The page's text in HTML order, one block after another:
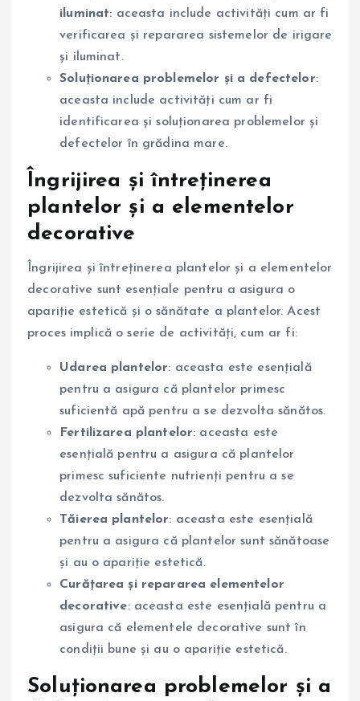
iluminat: aceasta include activități cum ar fi
verificarea și repararea sistemelor de irigare
și iluminat.
Soluționarea problemelor și a defectelor:
aceasta include activități cum ar fi
identificarea și soluționarea problemelor și
defectelor în grădina mare.
Îngrijirea și întreținerea
plantelor și a elementelor
decorative
Îngrijirea și întreținerea plantelor și a elementelor
decorative sunt esențiale pentru a asigura o
apariție estetică și o sănătate a plantelor. Acest
proces implică o serie de activități, cum ar fi:
Udarea plantelor: aceasta este esențială
pentru a asigura că plantelor primesc
suficientă apă pentru a se dezvolta sănătos.
Fertilizarea plantelor: aceasta este
esențială pentru a asigura că plantelor
primesc suficiente nutrienți pentru a se
dezvolta sănătos.
Tăierea plantelor: aceasta este esențială
pentru a asigura că plantelor sunt sănătoase
și au o apariție estetică.
Curățarea și repararea elementelor
decorative: aceasta este esențială pentru a
asigura că elementele decorative sunt în
condiții bune și au o apariție estetică.
Soluționarea problemelor și a